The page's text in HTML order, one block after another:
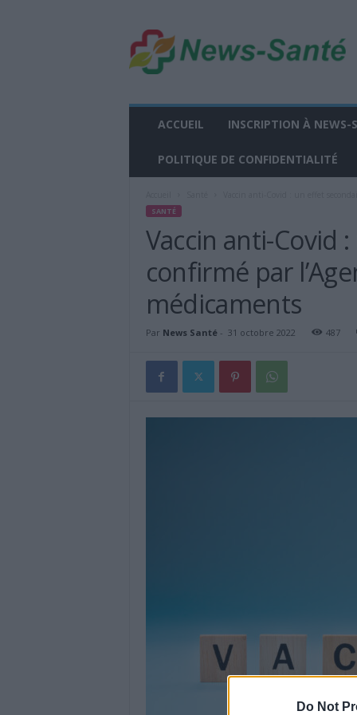
Do Not
w
s
ACCUEIL INSCRIPTION À NEWS-
POLITIQUE DE CONFIDENTIALITÉ
SANTÉ
Vaccin anti-Covid
confirmé par
médicaments
Par News Santé- 31 octobre 2022 487